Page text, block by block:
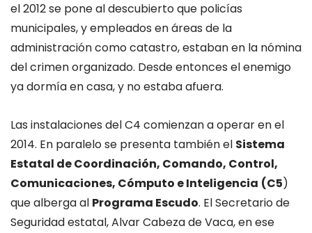
el 2012 se pone al descubierto que policías
municipales, y empleados en áreas de la
administración como catastro, estaban en la nómina
del crimen organizado. Desde entonces el enemigo
ya dormía en casa, y no estaba afuera.
Las instalaciones del C4 comienzan a operar en el
2014. En paralelo se presenta también el Sistema
Estatal de Coordinación, Comando, Control,
Comunicaciones, Cómputo e Inteligencia (C5)
que alberga al Programa Escudo. El Secretario de
Seguridad estatal, Alvar Cabeza de Vaca, en ese